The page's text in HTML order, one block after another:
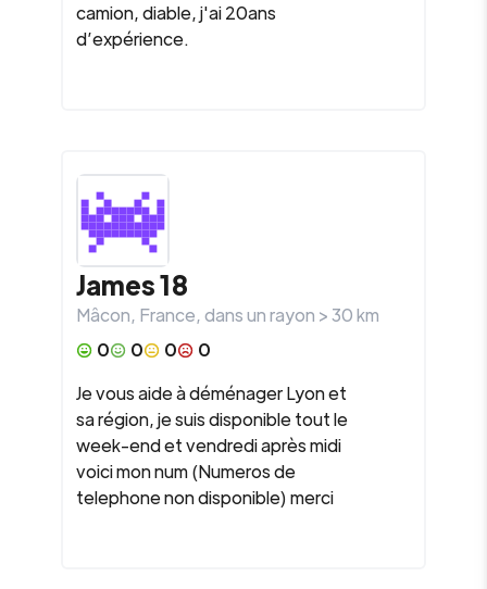
camion, diable, j'ai 20ans
d’expérience.
James 18
Mâcon, France, dans un rayon >30km
0
0 0
0
Je vous aide à déménager Lyon et
sa région, je suis disponible tout le
week-end et vendredi après midi
voici mon num (Numeros de
telephone non disponible) merci